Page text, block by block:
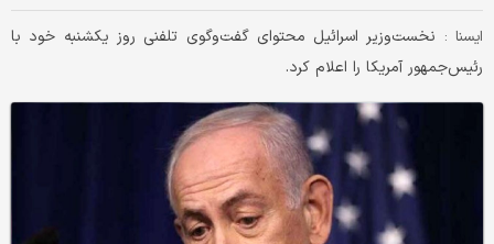
ايسنا : نخست‌وزیر اسرائیل محتوای گفت‌وگوی تلفنی روز یکشنبه خود با
رئیس‌جمهور آمریکا را اعلام کرد.